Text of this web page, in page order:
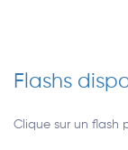
Flashs
Clique sur un flash